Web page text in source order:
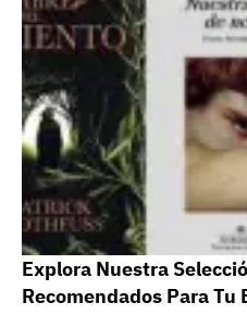
Explora Nuestra
Recomendados Para Tu